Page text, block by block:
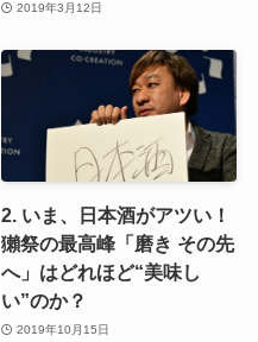
2019年3月12日
2. いま、日本酒がアツい！
獺祭の最高峰「磨き その先
へ」はどれほど“美味し
い”のか？
2019年10月15日